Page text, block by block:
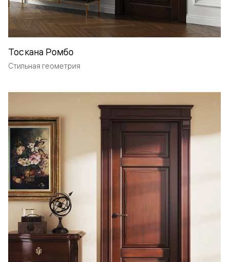
Тоскана Ромбо
Стильная геометрия